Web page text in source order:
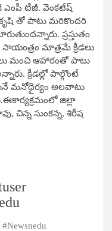
ఎంపీ టీజీ. వెంకటేష్
తో పాటు మరికొందరి
ప్రస్తుతం
మాత్రమే క్రీడలు
మంచి ఆహారంతో పాటు
క్రీడల్లో పాల్గొంటే
మనోధైర్యం అలవాటు
జిల్లా
చిన్న సుంకన్న, శిరీష
#Newsnedu